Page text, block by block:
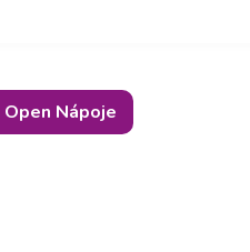
Open Nápoje